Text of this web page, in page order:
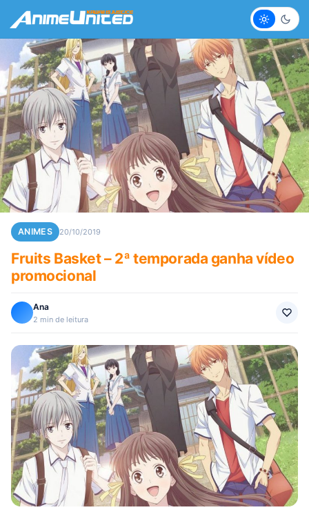
Claro
ANIMES 20/10/2019
Fruits Basket – 2ª temporada ganha vídeo
promocional
Ana
2 min de leitura